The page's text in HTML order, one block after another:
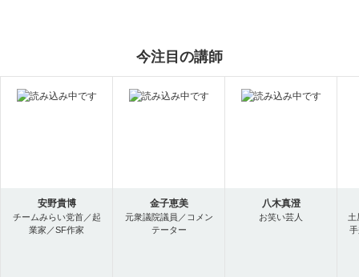
今注目の講師
安野貴博
チームみらい党首／起
業家／SF作家
金子恵美
元衆議院議員／コメン
テーター
八木真澄
お笑い芸人
土